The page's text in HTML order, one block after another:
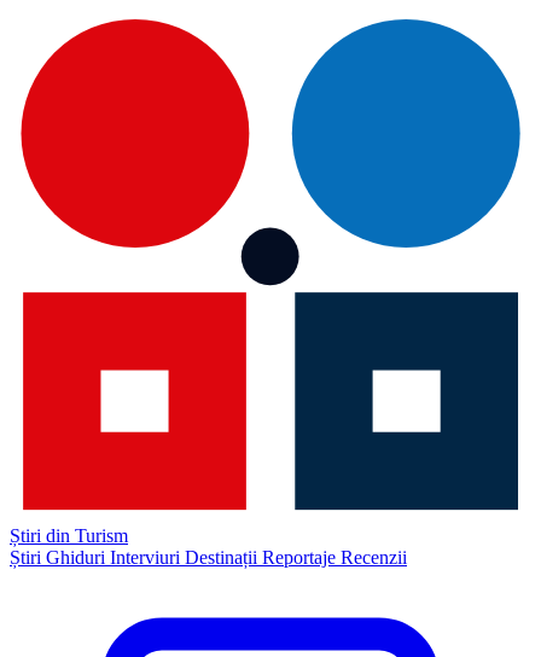
Știri din Turism
Știri Ghiduri Interviuri Destinații Reportaje Recenzii